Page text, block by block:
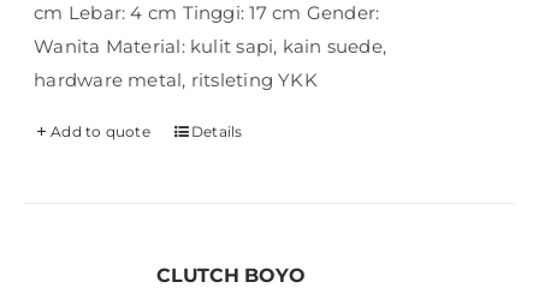
cm Lebar: 4 cm Tinggi: 17 cm Gender:
Wanita Material: kulit sapi, kain suede,
hardware metal, ritsleting YKK
Add to quote Details
CLUTCH BOYO